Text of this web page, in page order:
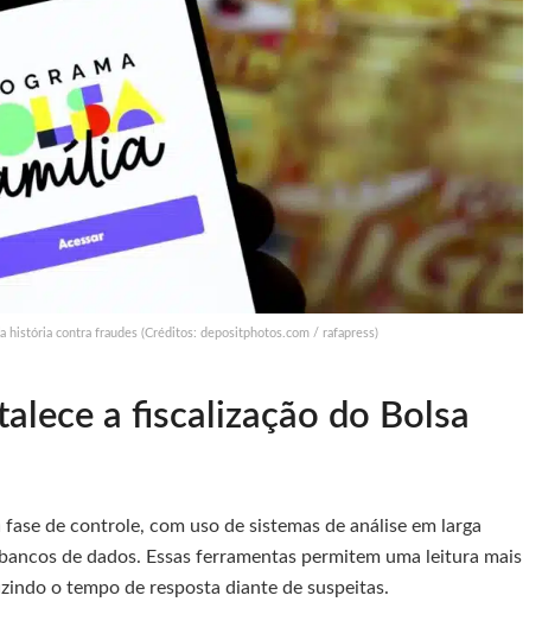
história contra fraudes (Créditos: depositphotos.com / rafapress)
a fiscalização do Bolsa
de controle, com uso de sistemas de análise em larga
de dados. Essas ferramentas permitem uma leitura mais
o tempo de resposta diante de suspeitas.